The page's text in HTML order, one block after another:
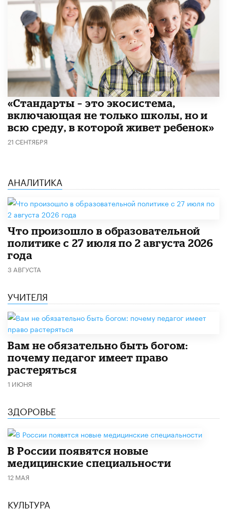
​«Стандарты – это экосистема,
включающая не только школы, но и
всю среду, в которой живет ребенок»
21 СЕНТЯБРЯ
АНАЛИТИКА
​Что произошло в образовательной
политике с 27 июля по 2 августа 2026
года
3 АВГУСТА
УЧИТЕЛЯ
​Вам не обязательно быть богом:
почему педагог имеет право
растеряться
1 ИЮНЯ
ЗДОРОВЬЕ
В России появятся новые
медицинские специальности
12 МАЯ
КУЛЬТУРА